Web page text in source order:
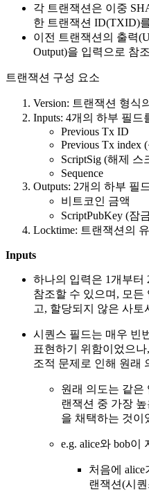
각 트랜잭션은 이중
한 트랜잭션 ID(TXID)
이전 트랜잭션의 출력
Output)을 입력으로 참
트랜잭션 구성 요소
Version: 트랜잭션 형식
Inputs: 4개의 하부 필드
Previous Tx ID
Previous Tx index
ScriptSig (해제 스
Sequence
Outputs: 2개의 하부 필
비트코인 금액
ScriptPubKey (잠
Locktime: 트랜잭션의
Inputs
하나의 입력은 1개부터
참조할 수 있으며, 모
고, 할당되지 않은 사
시퀀스 필드는 매우 빈
표현하기 위함이었으
조적 문제로 인해 원래
원래 의도는 같은
랜잭션 중 가장
을 채택하는 것이
e.g. alice와 bob이
처음에
랜잭션(시